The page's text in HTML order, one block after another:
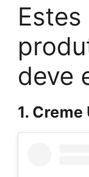
deve
1. Creme